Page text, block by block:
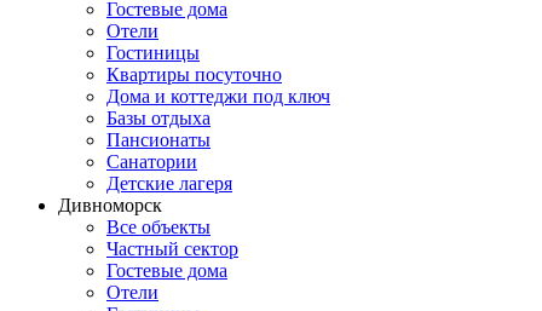
Гостевые дома
Отели
Гостиницы
Квартиры посуточно
Дома и коттеджи под ключ
Базы отдыха
Пансионаты
Санатории
Детские лагеря
Дивноморск
Все объекты
Частный сектор
Гостевые дома
Отели